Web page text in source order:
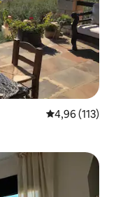
Gemiddelde
4,96 (113)